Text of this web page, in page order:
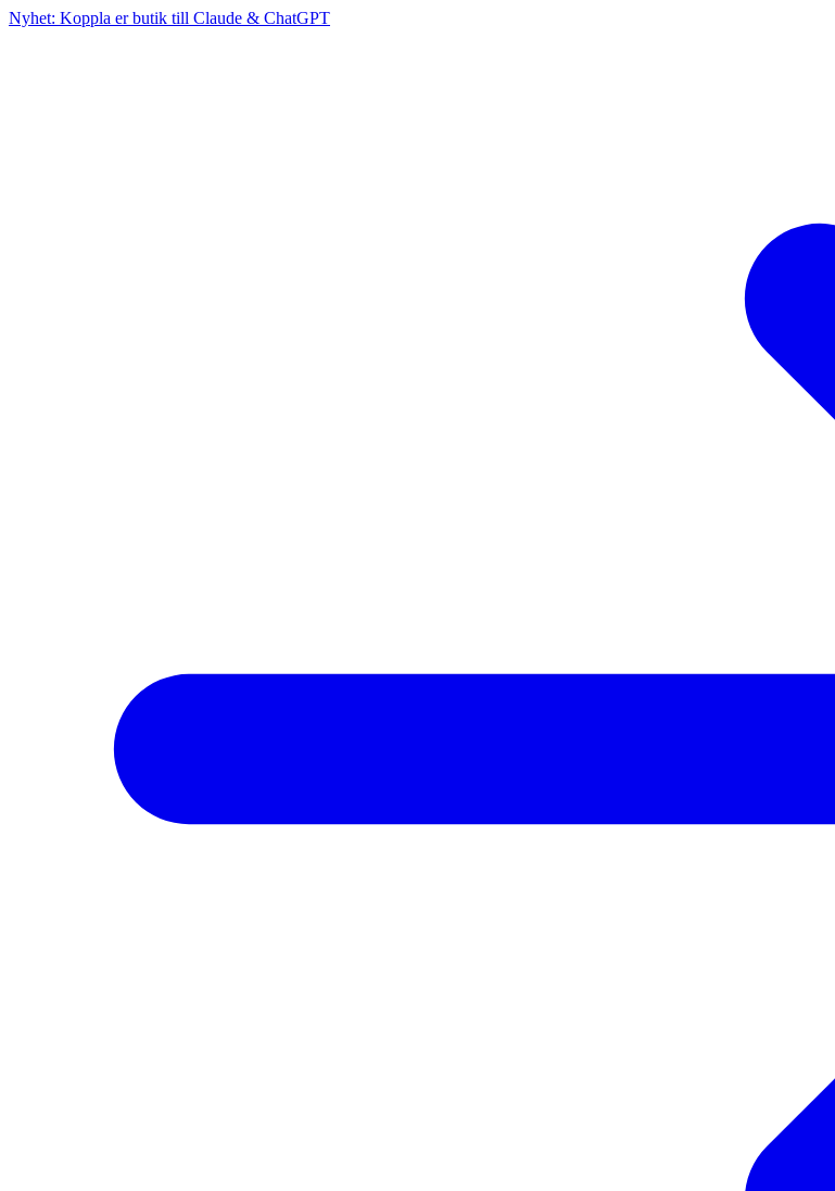
Nyhet: Koppla er butik till Claude & ChatGPT